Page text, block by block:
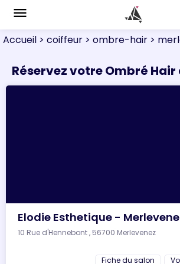
menu
Accueil > coiffeur > ombre-hair >
Réservez votre Ombré Hair
Elodie Esthetique -
10 Rue d'Hennebont , 56700 Merlevenez
Fiche du salon